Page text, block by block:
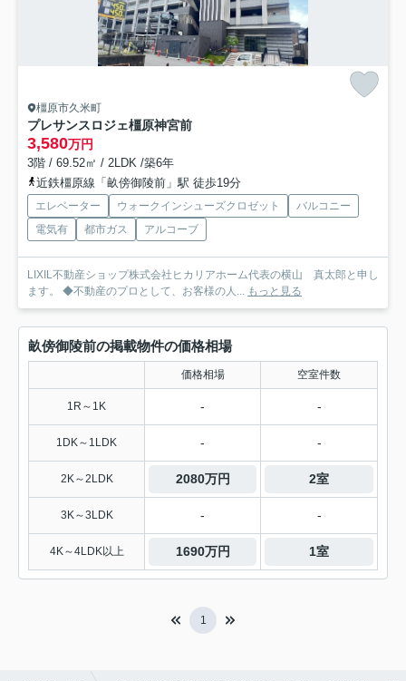
橿原市久米町
プレサンスロジェ橿原神宮前
3,580万円
3階 / 69.52㎡ / 2LDK /築6年
近鉄橿原線「畝傍御陵前」駅 徒歩19分
エレベーター ウォークインシューズクロゼット
バルコニー
電気有
都市ガス アルコーブ
LIXIL不動産ショップ株式会社ヒカリアホーム代表の横山 真太郎と申し
ます。 ◆不動産のプロとして、お客様の人...
もっと見る
畝傍御陵前の掲載物件の価格相場
価格相場 空室件数
1R～1K - -
1DK～1LDK - -
2K～2LDK 2080万円 2室
3K～3LDK - -
4K～4LDK以上 1690万円 1室
1